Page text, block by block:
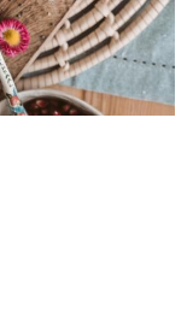
i
o
n